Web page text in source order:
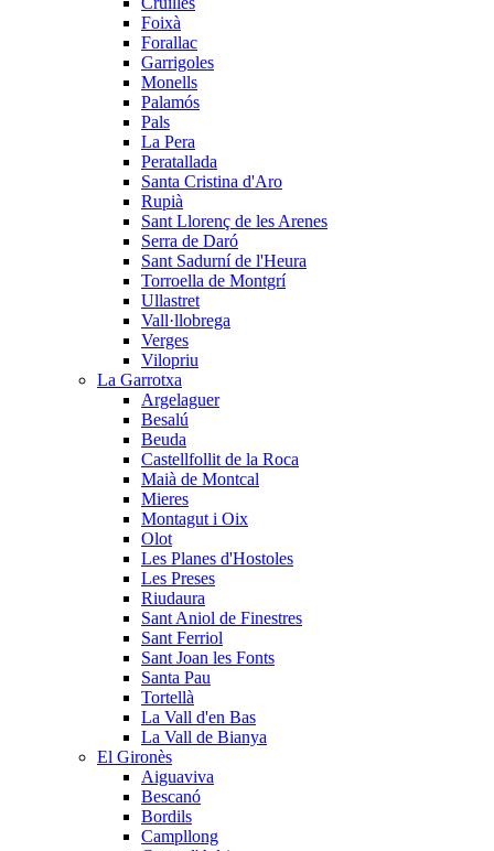
Foixà
Forallac
Garrigoles
Monells
Palamós
Pals
La Pera
Peratallada
Santa Cristina d'Aro
Rupià
Sant Llorenç de les Arenes
Serra de Daró
Sant Sadurní de l'Heura
Torroella de Montgrí
Ullastret
Vall·llobrega
Verges
Vilopriu
La Garrotxa
Argelaguer
Besalú
Beuda
Castellfollit de la Roca
Maià de Montcal
Mieres
Montagut i Oix
Olot
Les Planes d'Hostoles
Les Preses
Riudaura
Sant Aniol de Finestres
Sant Ferriol
Sant Joan les Fonts
Santa Pau
Tortellà
La Vall d'en Bas
La Vall de Bianya
El Gironès
Aiguaviva
Bescanó
Bordils
Campllong